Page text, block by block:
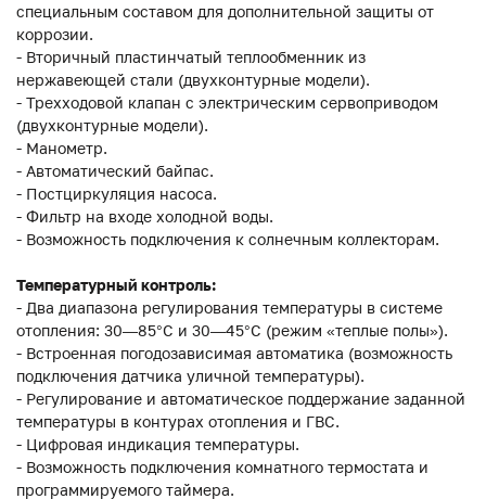
специальным составом для дополнительной защиты от
коррозии.
- Вторичный пластинчатый теплообменник из
нержавеющей стали (двухконтурные модели).
- Трехходовой клапан с электрическим сервоприводом
(двухконтурные модели).
- Манометр.
- Автоматический байпас.
- Постциркуляция насоса.
- Фильтр на входе холодной воды.
- Возможность подключения к солнечным коллекторам.
Температурный контроль:
- Два диапазона регулирования температуры в системе
отопления: 30—85°С и 30—45°С (режим «теплые полы»).
- Встроенная погодозависимая автоматика (возможность
подключения датчика уличной температуры).
- Регулирование и автоматическое поддержание заданной
температуры в контурах отопления и ГВС.
- Цифровая индикация температуры.
- Возможность подключения комнатного термостата и
программируемого таймера.